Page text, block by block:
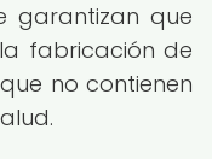
garantizan que
fabricación de
no contienen